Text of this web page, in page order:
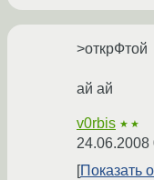
>открФтой
ай ай
v0rbis ★★
24.06.2008
Показать